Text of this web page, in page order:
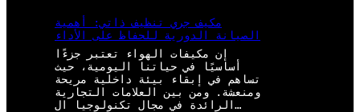
مكيف جري تنظيف ذاتي: أهمية
الصيانة الدورية للحفاظ على الأداء
إن مكيفات الهواء تعتبر جزءًا
أساسيًا في حياتنا اليومية، حيث
تساهم في إبقاء بيئة داخلية مريحة
ومنعشة. ومن بين العلامات التجارية
الرائدة في مجال تكنولوجيا ال…